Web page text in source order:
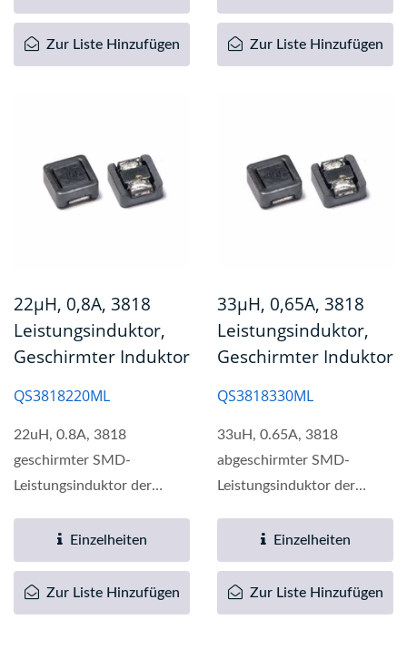
Zur Liste Hinzufügen Zur Liste Hinzufügen
22µH, 0,8A, 3818
Leistungsinduktor,
Geschirmter Induktor
QS3818220ML
22uH, 0.8A, 3818
geschirmter SMD-
Leistungsinduktor der
breite Palette...Einzelheiten
Zur Liste Hinzufügen
33µH, 0,65A, 3818
Leistungsinduktor,
Geschirmter Induktor
QS3818330ML
33uH, 0.65A, 3818
abgeschirmter SMD-
Leistungsinduktor der
breite Palette...Einzelheiten
Zur Liste Hinzufügen